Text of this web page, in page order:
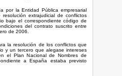
por la Entidad Pública empresarial
extrajudicial de conflictos
bajo el correspondiente código de
del contrato suscrito entre
de 2006.
la resolución de los conflictos que
y un tercero que alegase intereses
el Plan Nacional de Nombres de
a España estaba previsto